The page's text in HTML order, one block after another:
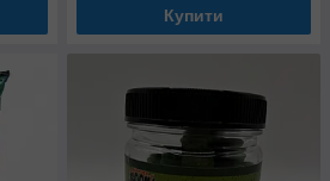
Купити